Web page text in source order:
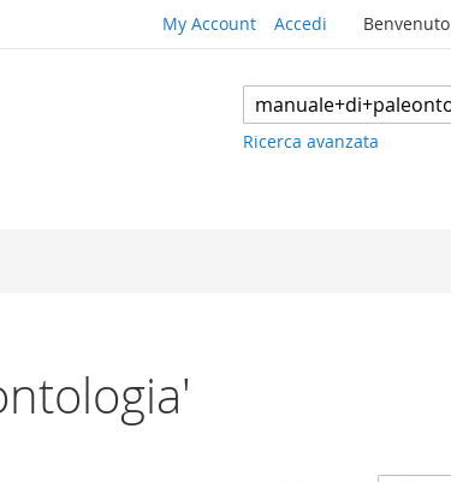
My Account Accedi Benvenuto
Search
Ricerca avanzata